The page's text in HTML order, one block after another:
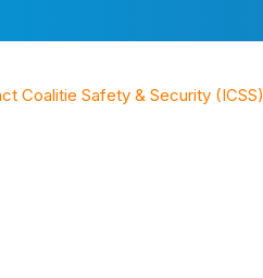
Coalitie Safety & Security (ICSS)